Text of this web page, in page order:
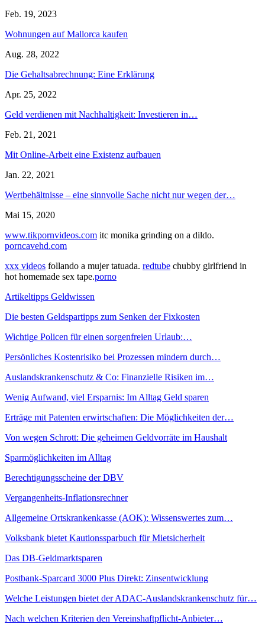
Feb. 19, 2023
Wohnungen auf Mallorca kaufen
Aug. 28, 2022
Die Gehaltsabrechnung: Eine Erklärung
Apr. 25, 2022
Geld verdienen mit Nachhaltigkeit: Investieren in…
Feb. 21, 2021
Mit Online-Arbeit eine Existenz aufbauen
Jan. 22, 2021
Wertbehältnisse – eine sinnvolle Sache nicht nur wegen der…
Mai 15, 2020
www.tikpornvideos.com itc monika grinding on a dildo.
porncavehd.com
xxx videos follando a mujer tatuada. redtube chubby girlfriend in
hot homemade sex tape.porno
Artikeltipps Geldwissen
Die besten Geldspartipps zum Senken der Fixkosten
Wichtige Policen für einen sorgenfreien Urlaub:…
Persönliches Kostenrisiko bei Prozessen mindern durch…
Auslandskrankenschutz & Co: Finanzielle Risiken im…
Wenig Aufwand, viel Ersparnis: Im Alltag Geld sparen
Erträge mit Patenten erwirtschaften: Die Möglichkeiten der…
Von wegen Schrott: Die geheimen Geldvorräte im Haushalt
Sparmöglichkeiten im Alltag
Berechtigungsscheine der DBV
Vergangenheits-Inflationsrechner
Allgemeine Ortskrankenkasse (AOK): Wissenswertes zum…
Volksbank bietet Kautionssparbuch für Mietsicherheit
Das DB-Geldmarktsparen
Postbank-Sparcard 3000 Plus Direkt: Zinsentwicklung
Welche Leistungen bietet der ADAC-Auslandskrankenschutz für…
Nach welchen Kriterien den Vereinshaftpflicht-Anbieter…